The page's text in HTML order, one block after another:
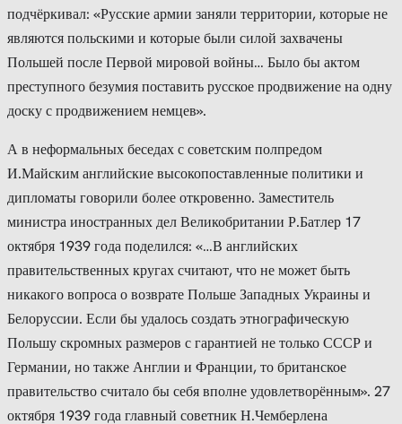
подчёркивал: «Русские армии заняли территории, которые не
являются польскими и которые были силой захвачены
Польшей после Первой мировой войны… Было бы актом
преступного безумия поставить русское продвижение на одну
доску с продвижением немцев».
А в неформальных беседах с советским полпредом
И.Майским английские высокопоставленные политики и
дипломаты говорили более откровенно. Заместитель
министра иностранных дел Великобритании Р.Батлер 17
октября 1939 года поделился: «…В английских
правительственных кругах считают, что не может быть
никакого вопроса о возврате Польше Западных Украины и
Белоруссии. Если бы удалось создать этнографическую
Польшу скромных размеров с гарантией не только СССР и
Германии, но также Англии и Франции, то британское
правительство считало бы себя вполне удовлетворённым». 27
октября 1939 года главный советник Н.Чемберлена